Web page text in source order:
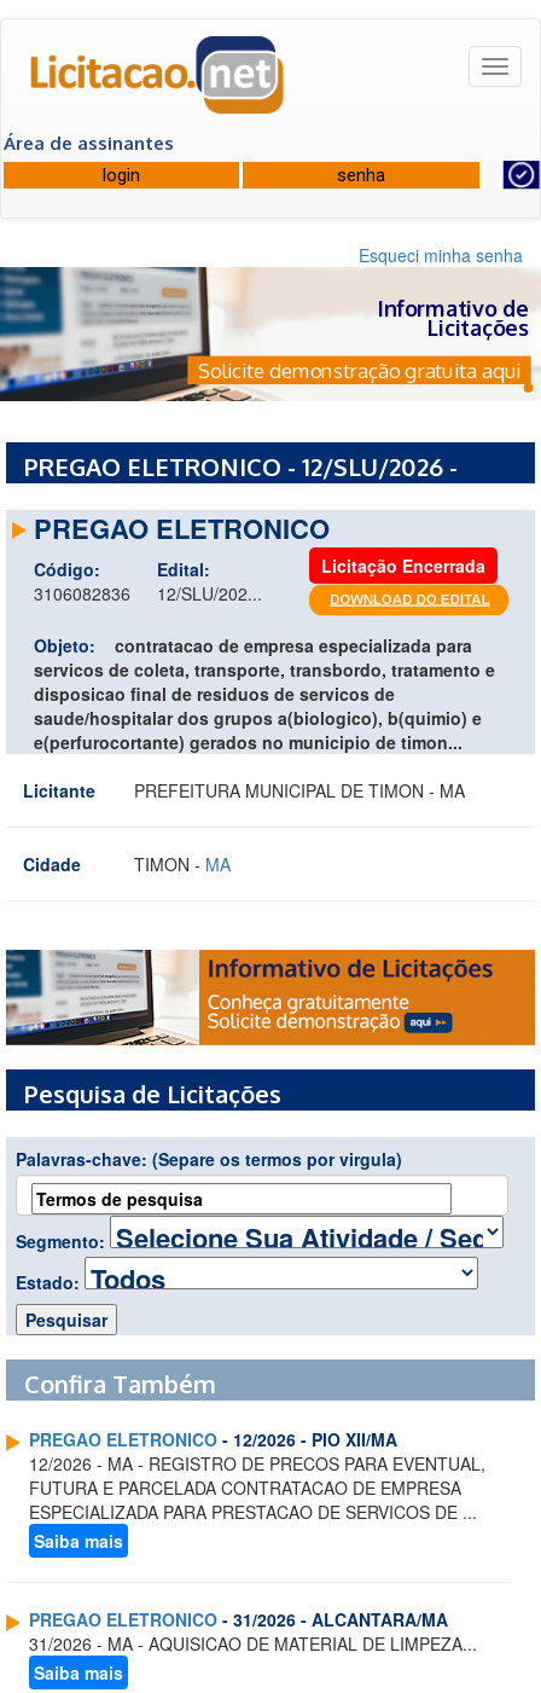
Área de assinantes
Esqueci minha senha
Informativo de
Licitações
Solicite demonstração gratuita aqui
PREGAO ELETRONICO - 12/SLU/2026 -
PREGAO ELETRONICO
Código:
3106082836
Edital:
12/SLU/202...
Licitação Encerrada
Objeto:
contratacao de empresa especializada para
servicos de coleta, transporte, transbordo, tratamento e
disposicao final de residuos de servicos de
saude/hospitalar dos grupos a(biologico), b(quimio) e
e(perfurocortante) gerados no municipio de timon...
Licitante
PREFEITURA MUNICIPAL DE TIMON - MA
Cidade TIMON - MA
Pesquisa de Licitações
Palavras-chave: (Separe os termos por virgula)
Segmento:
Estado:
Confira Também
PREGAO ELETRONICO - 12/2026 - PIO XII/MA
12/2026 - MA - REGISTRO DE PRECOS PARA EVENTUAL,
FUTURA E PARCELADA CONTRATACAO DE EMPRESA
ESPECIALIZADA PARA PRESTACAO DE SERVICOS DE ...
Saiba mais
PREGAO ELETRONICO - 31/2026 - ALCANTARA/MA
31/2026 - MA - AQUISICAO DE MATERIAL DE LIMPEZA...
Saiba mais